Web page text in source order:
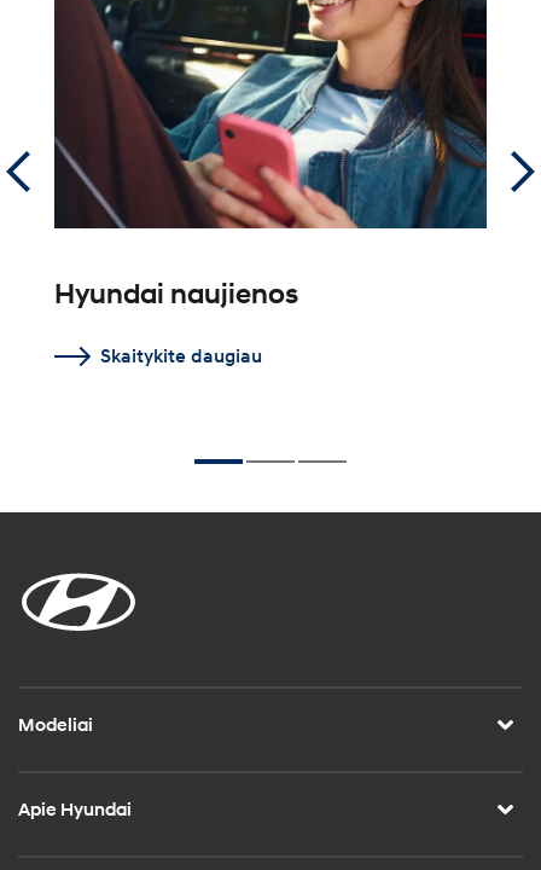
Hyundai naujienos
Skaitykite daugiau
Modeliai
Apie Hyundai